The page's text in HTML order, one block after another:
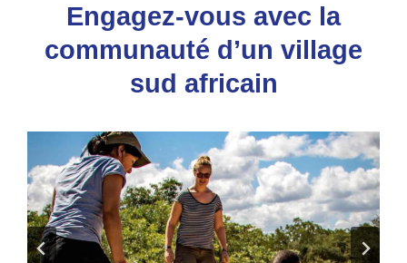
Engagez-vous avec la
communauté d’un village
sud africain